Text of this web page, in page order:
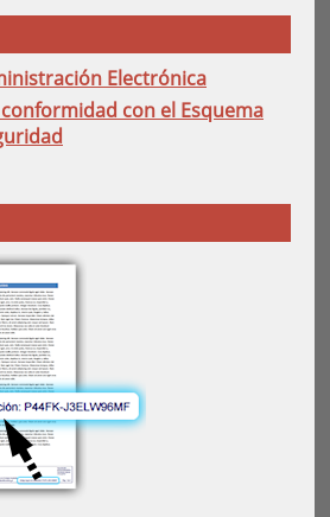
Electrónica
con el Esquema